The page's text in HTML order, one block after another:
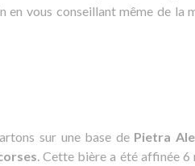
en vous conseillant même de la
sur une base de Pietra
. Cette bière a été affinée 6